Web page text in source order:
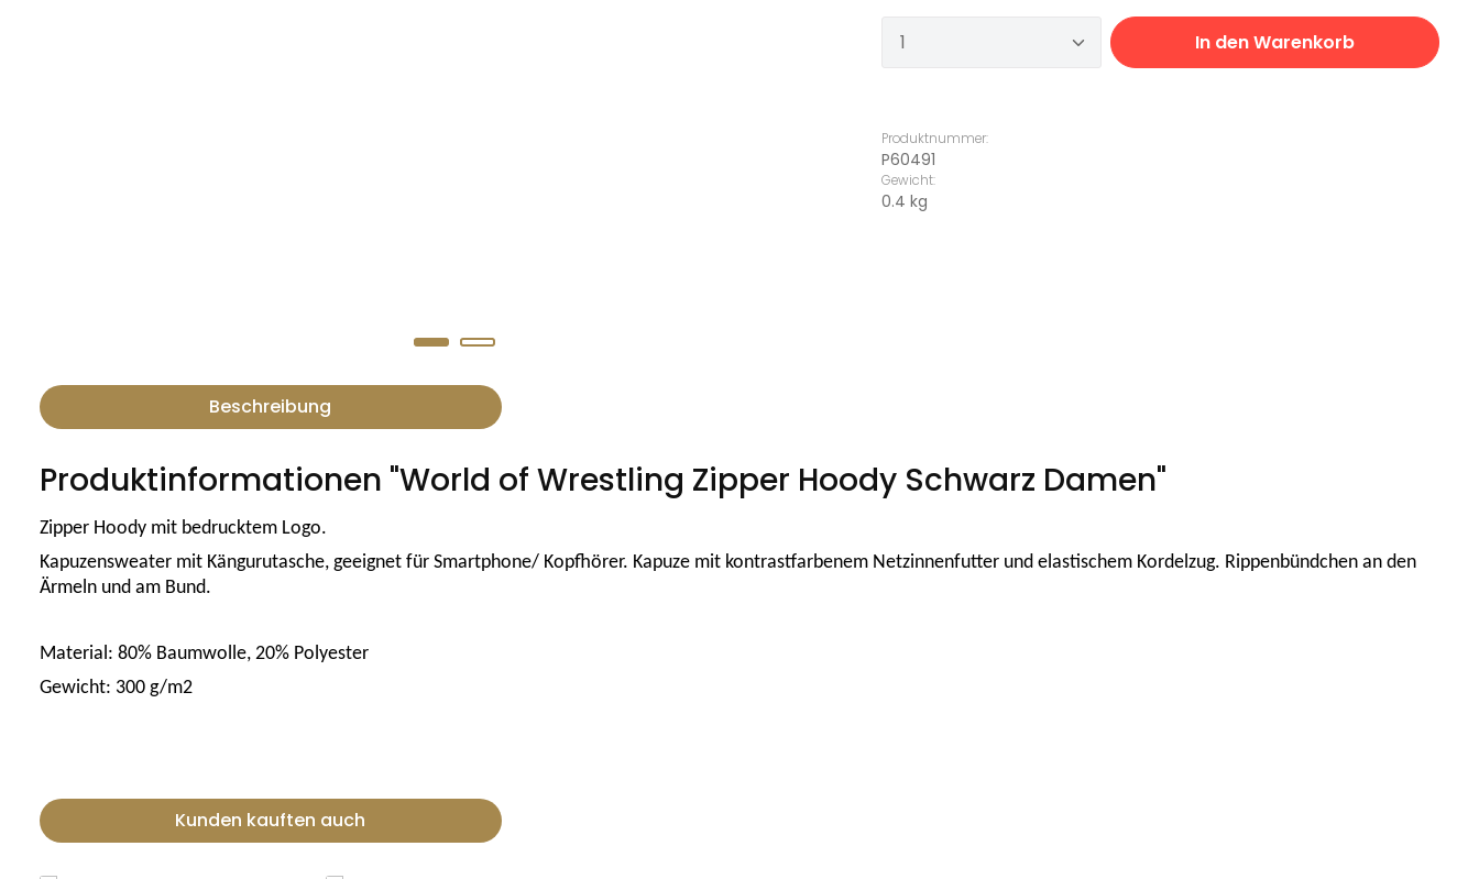
Produkt Anzahl: Gib den gewünschten
In den Warenkorb
Produktnummer:
P60491
Gewicht:
0.4 kg
Beschreibung
Produktinformationen "World of Wrestling Zipper Hoody Schwarz Damen"
Zipper Hoody mit bedrucktem Logo.
Kapuzensweater mit Kängurutasche, geeignet für Smartphone/ Kopfhörer. Kapuze mit kontrastfarbenem Netzinnenfutter und elastischem Kordelzug. Rippenbündchen an den
Ärmeln und am Bund.
Material: 80% Baumwolle, 20% Polyester
Gewicht: 300 g/m2
Kunden kauften auch